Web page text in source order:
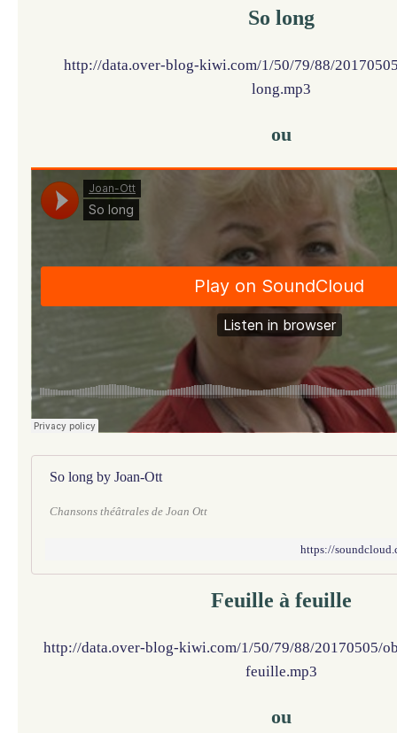
So long
http://data.over-blog-kiwi.com/1/50/79/88/
long.mp3
ou
So long by Joan-Ott
Chansons théâtrales de Joan Ott
https://
Feuille à feuille
http://data.over-blog-kiwi.com/1/50/79/88/20170505/
feuille.mp3
ou